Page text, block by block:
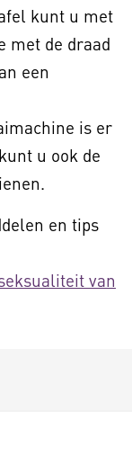
kunt u met
met de draad
een
is er
u ook de
en tips
van